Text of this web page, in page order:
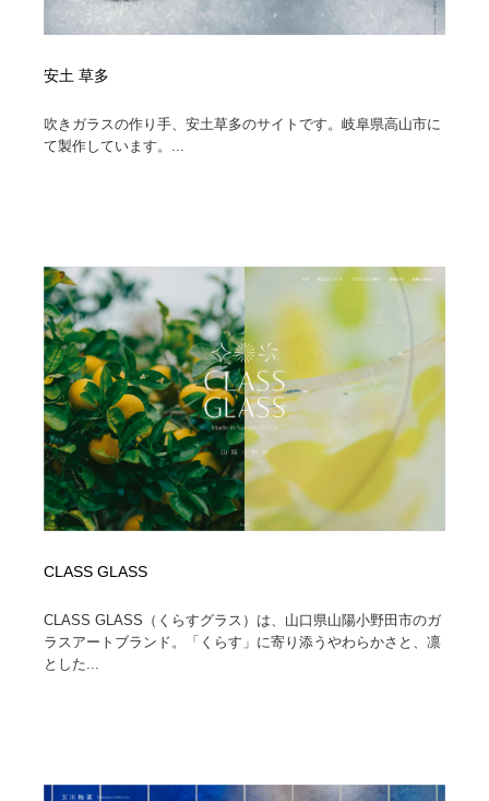
安土 草多
吹きガラスの作り手、安土草多のサイトです。岐阜県高山市に
て製作しています。...
CLASS GLASS
CLASS GLASS（くらすグラス）は、山口県山陽小野田市のガ
ラスアートブランド。「くらす」に寄り添うやわらかさと、凛
とした...